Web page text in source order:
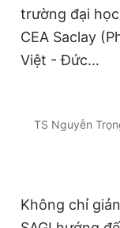
trường đại
CEA Saclay
Việt - Đức…
TS Nguyễn
Không chỉ